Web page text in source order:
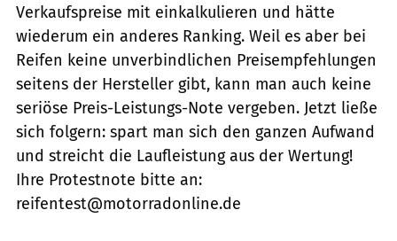
Verkaufspreise mit einkalkulieren und hätte
wiederum ein anderes Ranking. Weil es aber bei
Reifen keine unverbindlichen Preisempfehlungen
seitens der Hersteller gibt, kann man auch keine
seriöse Preis-Leistungs-Note vergeben. Jetzt ließe
sich folgern: spart man sich den ganzen Aufwand
und streicht die Laufleistung aus der Wertung!
Ihre Protestnote bitte an:
reifentest@motorradonline.de